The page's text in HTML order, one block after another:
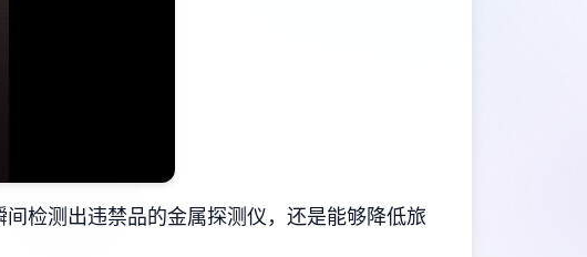
检测出违禁品的金属探测仪，还是能够降低旅